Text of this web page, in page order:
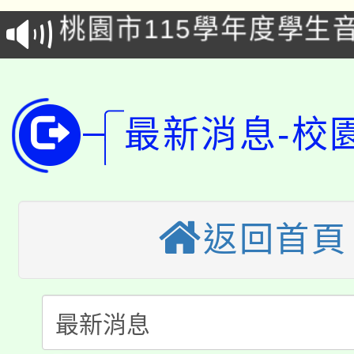
車」活動
桃園市115學年度學生
生本土語及新住民語歌
公告本校115學年度第
代理(課)教師甄選結果(
代理(課)教師甄選結果(
轉知中國文化大學推廣
程，歡迎學生輔導中心
系所師生報名參加。
轉知苗栗縣政府辦理
縣市「校園短影音徵
門員」簡章及活動海報
踴躍報名參加。
桃園市115學年度學生
「桃園市補助參觀特色
展演活動實施計畫」
115年度「教育部表揚
義教育推展貢獻獎」
公告本校115學年度第
最新消息-校
返回首頁